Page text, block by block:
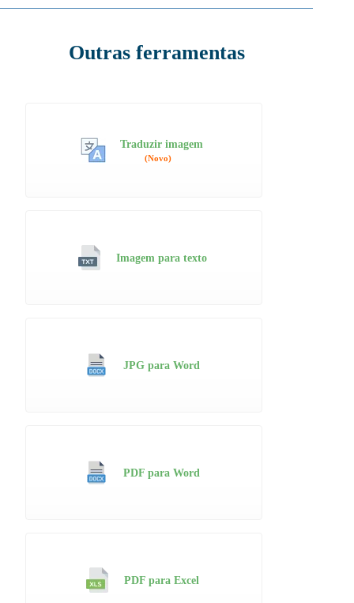
Outras ferramentas
Traduzir imagem
(Novo)
Imagem para texto
JPG para Word
PDF para Word
PDF para Excel